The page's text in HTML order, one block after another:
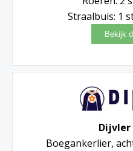
Straalbuis: 1
Dijvler
Boegankerlier,